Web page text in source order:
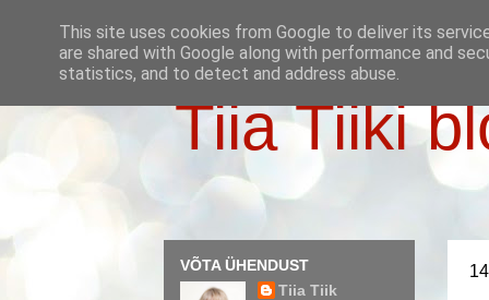
Tiia Tiiki
VÕTA ÜHENDUST
Tiia Tiik
This site uses cookies from Google to deliver its
are shared with Google along with performance and
statistics, and to detect and address abuse.